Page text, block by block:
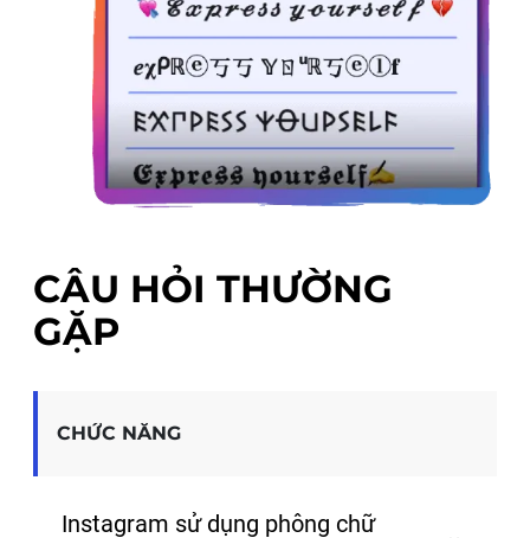
CÂU HỎI THƯỜNG
GẶP
CHỨC NĂNG
Instagram sử dụng phông chữ